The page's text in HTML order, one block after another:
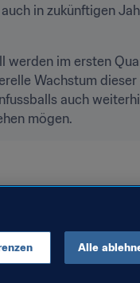
in zukünftigen
werden im ersten
Wachstum
auch
mögen.
Alle